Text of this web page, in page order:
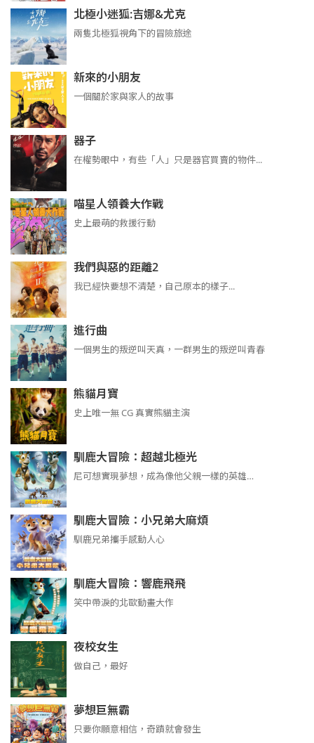
北極小迷狐:吉娜&尤克
兩隻北極狐視角下的冒險旅途
新來的小朋友
一個關於家與家人的故事
器子
在權勢眼中，有些「人」只是器官買賣的物件...
喵星人領養大作戰
史上最萌的救援行動
我們與惡的距離2
我已經快要想不清楚，自己原本的樣子...
進行曲
​​​一個男生的叛逆叫天真，一群男生的叛逆叫青春
熊貓月寶
史上唯一無 CG 真實熊貓主演
馴鹿大冒險：超越北極光
尼可想實現夢想，成為像他父親一樣的英雄…
馴鹿大冒險：小兄弟大麻煩
馴鹿兄弟攜手感動人心
馴鹿大冒險：響鹿飛飛
笑中帶淚的北歐動畫大作
夜校女生
做自己，最好
夢想巨無霸
只要你願意相信，奇蹟就會發生